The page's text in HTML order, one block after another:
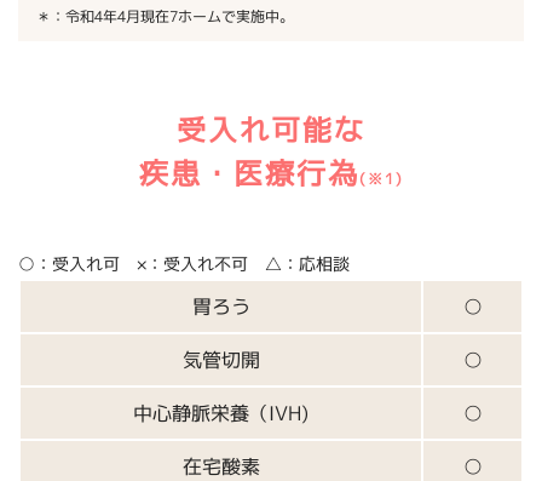
＊：令和4年4月現在7ホームで実施中。
受入れ可能な
疾患・医療行為(※1)
○：受入れ可 ×：受入れ不可 △：応相談
胃ろう
○
気管切開
○
中心静脈栄養（IVH)
○
在宅酸素
○